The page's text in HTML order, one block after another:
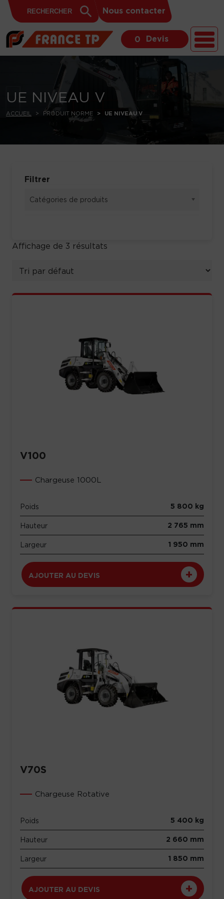
Skip to content
for:
Search
Button
Nous contacter
0 Devis
UE NIVEAU V
ACCUEIL PRODUIT NORME UE NIVEAU V
Filtrer
Catégories de produits
Affichage de 3 résultats
V100
Chargeuse 1000L
Poids 5 800 kg
Hauteur 2 765 mm
Largeur 1 950 mm
AJOUTER AU DEVIS
V70S
Chargeuse Rotative
Poids 5 400 kg
Hauteur 2 660 mm
Largeur 1 850 mm
AJOUTER AU DEVIS